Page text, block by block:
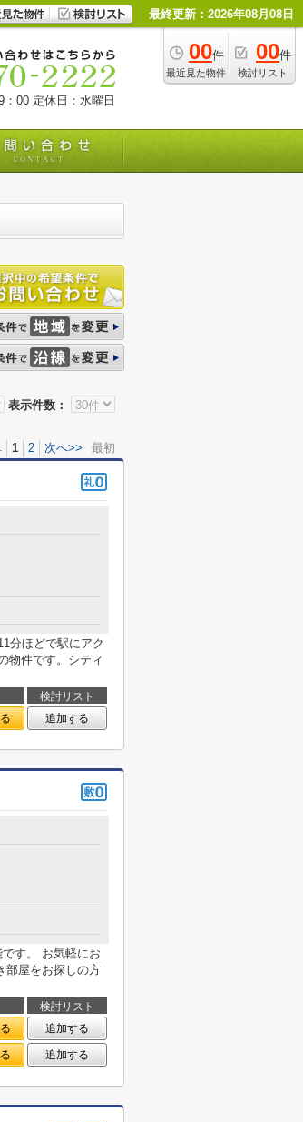
最終更新：2026年08月08日
00件
最近見た物件
00件
検討リスト
：00 定休日：水曜日
表示件数：
1 2 次へ>> 最初
分ほどで駅にアク
物件です。シティ
検討リスト
追加する
す。 お気軽にお
部屋をお探しの方
検討リスト
追加する
追加する